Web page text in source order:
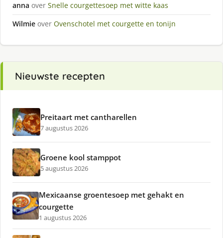
anna over Snelle courgettesoep met witte kaas
Wilmie over Ovenschotel met courgette en tonijn
Nieuwste recepten
Preitaart met cantharellen
7 augustus 2026
Groene kool stamppot
5 augustus 2026
Mexicaanse groentesoep met gehakt en
courgette
1 augustus 2026